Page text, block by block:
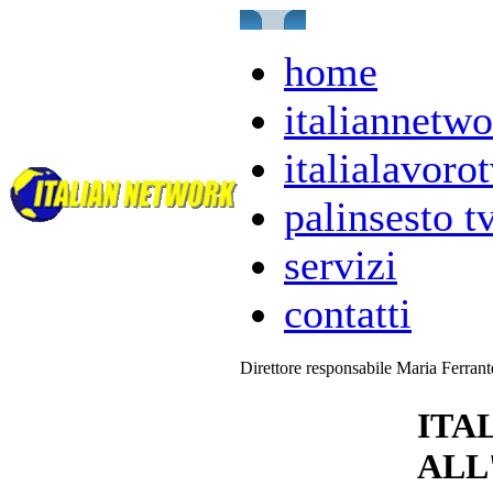
home
palinsesto
servizi
contatti
Direttore responsabile Maria